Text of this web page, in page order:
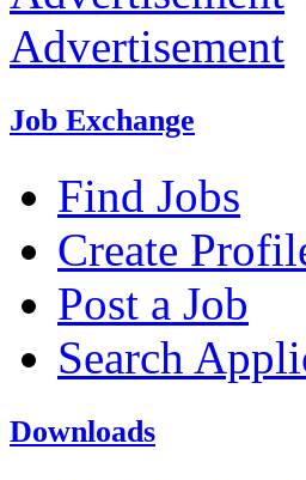
Advertisement
Job Exchange
Find Jobs
Create
Post a Job
Search
Downloads